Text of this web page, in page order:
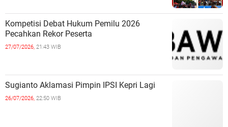
Kompetisi Debat Hukum Pemilu 2026
Pecahkan Rekor Peserta
27/07/2026, 21:43 WIB
Sugianto Aklamasi Pimpin IPSI Kepri Lagi
26/07/2026, 22:50 WIB